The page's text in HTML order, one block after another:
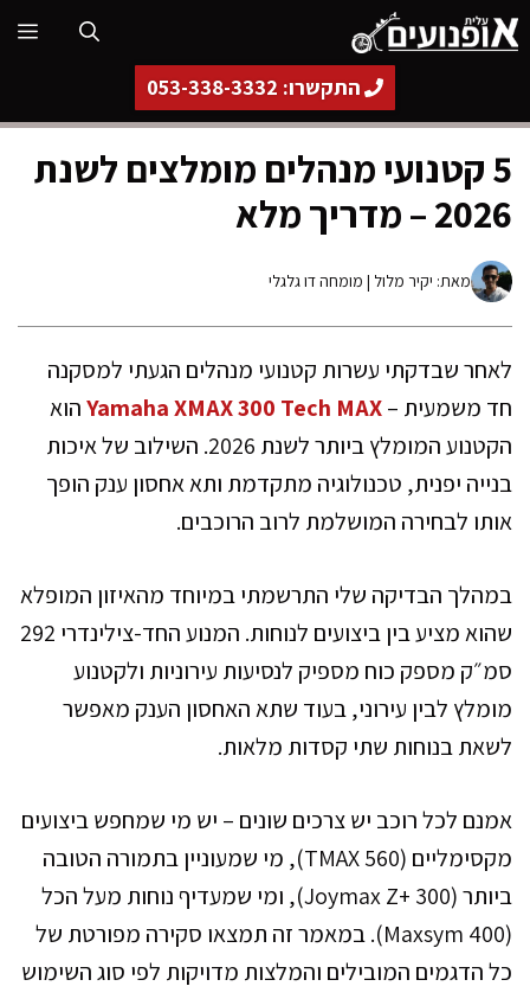
לדלג
לתוכן
התקשרו: 053-338-3332
5 קטנועי מנהלים מומלצים לשנת
2026 – מדריך מלא
מאת: יקיר מלול | מומחה דו גלגלי
לאחר שבדקתי עשרות קטנועי מנהלים הגעתי למסקנה
חד משמעית –Yamaha XMAX 300 Tech MAXהוא
הקטנוע המומלץ ביותר לשנת 2026. השילוב של איכות
בנייה יפנית, טכנולוגיה מתקדמת ותא אחסון ענק הופך
אותו לבחירה המושלמת לרוב הרוכבים.
במהלך הבדיקה שלי התרשמתי במיוחד מהאיזון המופלא
שהוא מציע בין ביצועים לנוחות. המנוע החד-צילינדרי 292
סמ״ק מספק כוח מספיק לנסיעות עירוניות ולקטנוע
מומלץ לבין עירוני, בעוד שתא האחסון הענק מאפשר
לשאת בנוחות שתי קסדות מלאות.
אמנם לכל רוכב יש צרכים שונים – יש מי שמחפש ביצועים
מקסימליים (TMAX 560), מי שמעוניין בתמורה הטובה
ביותר (Joymax Z+ 300), ומי שמעדיף נוחות מעל הכל
(Maxsym 400). במאמר זה תמצאו סקירה מפורטת של
כל הדגמים המובילים והמלצות מדויקות לפי סוג השימוש